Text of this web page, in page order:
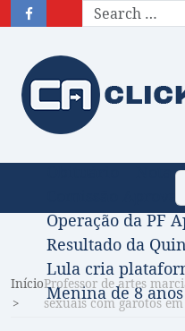
Obituário – Nota
Comissão
Operação da PF
Resultado da
Lula cria
Menina de 8
InícioProfessor de artes
sexuais com garotos